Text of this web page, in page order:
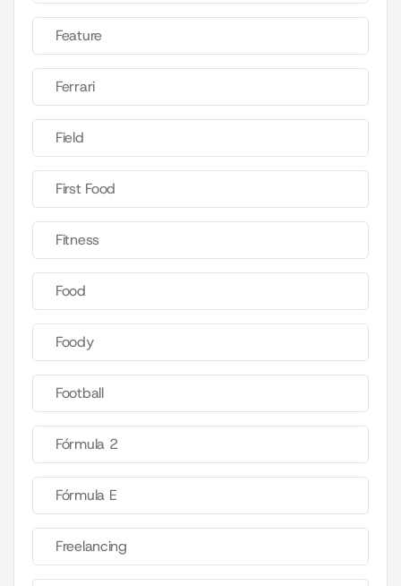
Feature
Ferrari
Field
First Food
Fitness
Food
Foody
Football
Fórmula 2
Fórmula E
Freelancing